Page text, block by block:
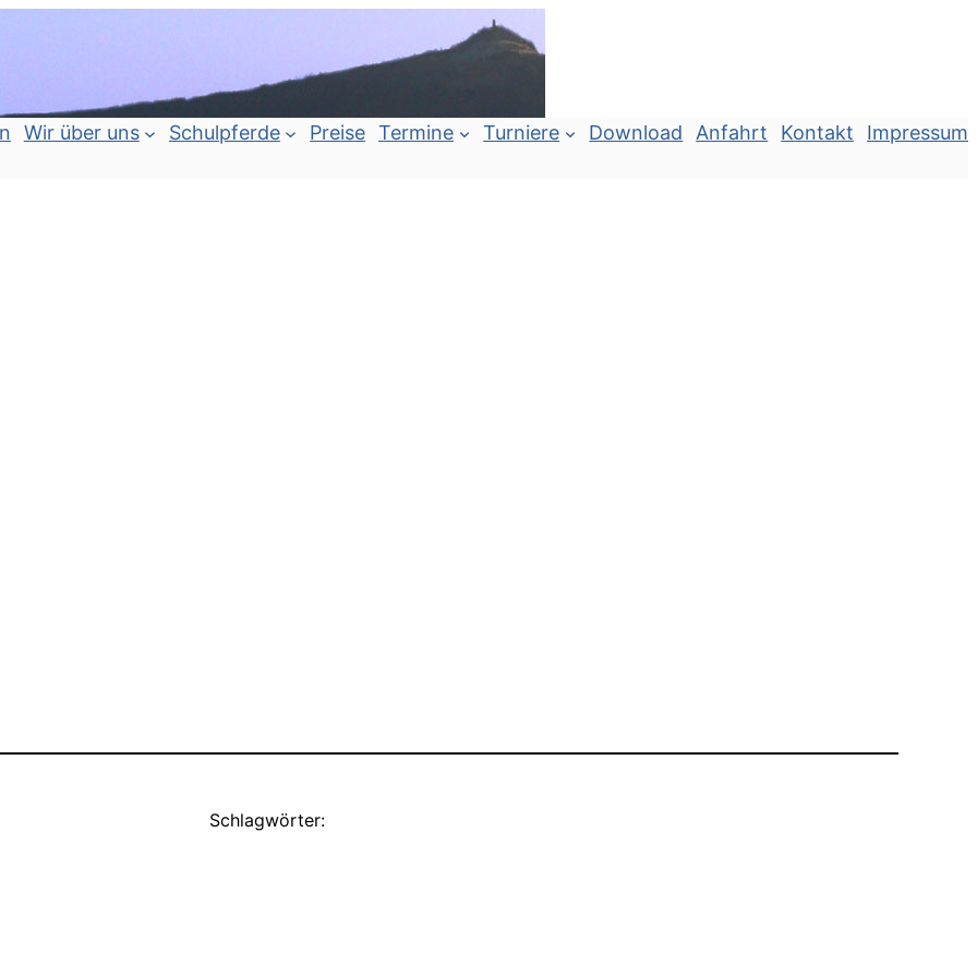
Wir über uns Schulpferde Preise Termine Turniere Download Anfahrt Kontakt
Impressum
Schlagwörter: